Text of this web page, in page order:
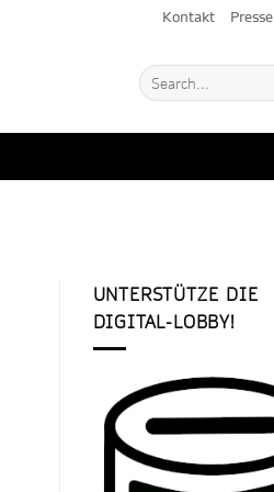
Kontakt Presse
UNTERSTÜTZE DIE
DIGITAL-LOBBY!